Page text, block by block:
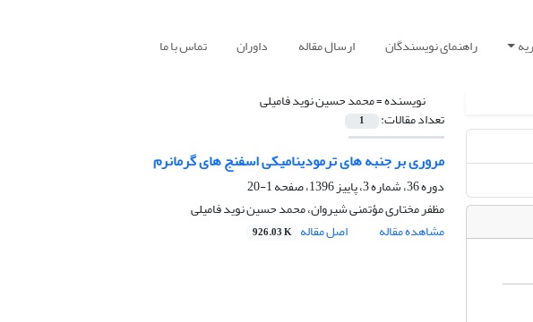
راهنمای نویسندگان ارسال مقاله داوران تماس با ما
نویسنده =محمد حسین نوید فامیلی
تعداد مقالات: 1
مروری بر جنبه های ترمودینامیکی اسفنج های گرمانرم
دوره 36، شماره 3، پاییز 1396، صفحه
1-20
مظفر مختاری مؤتمنی شیروان، محمد حسین نوید فامیلی
مشاهده مقاله
اصل مقاله 926.03 K